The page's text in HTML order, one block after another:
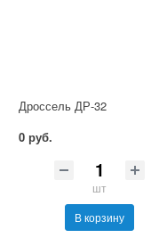
Дроссель ДР-32
0 руб.
шт
В корзину